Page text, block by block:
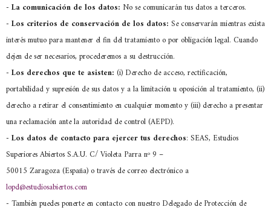
- La comunicación de los datos: No se comunicarán tus datos a terceros.
- Los criterios de conservación de los datos: Se conservarán mientras exista
interés mutuo para mantener el fin del tratamiento o por obligación legal. Cuando
dejen de ser necesarios, procederemos a su destrucción.
- Los derechos que te asisten: (i) Derecho de acceso, rectificación,
portabilidad y supresión de sus datos y a la limitación u oposición al tratamiento, (ii)
derecho a retirar el consentimiento en cualquier momento y (iii) derecho a presentar
una reclamación ante la autoridad de control (AEPD).
- Los datos de contacto para ejercer tus derechos: SEAS, Estudios
Superiores Abiertos S.A.U. C/ Violeta Parra nº 9 –
50015 Zaragoza (España) o través de correo electrónico a
lopd@estudiosabiertos.com
- También puedes ponerte en contacto con nuestro Delegado de Protección de